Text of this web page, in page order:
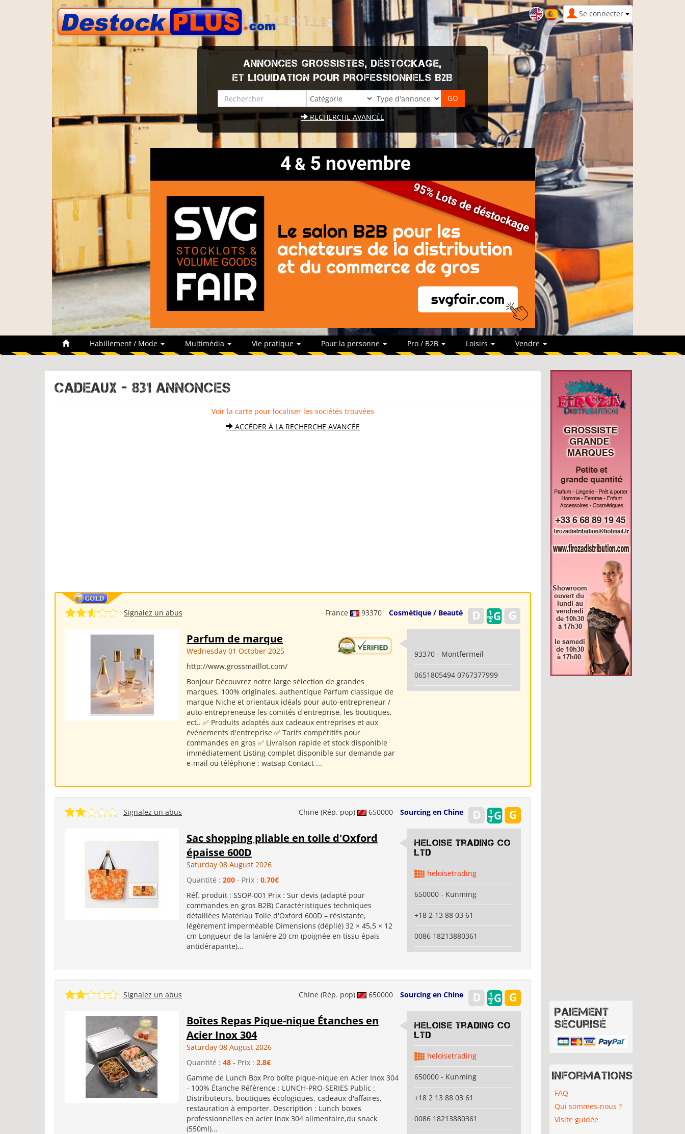
Se connecter
ANNONCES GROSSISTES, DÉSTOCKAGE,
ET LIQUIDATION POUR PROFESSIONNELS B2B
RECHERCHE AVANCÉE
Habillement / Mode Multimédia Vie pratique Pour la personne Pro / B2B Loisirs Vendre
CADEAUX - 831 Annonces
Voir la carte pour localiser les sociétés trouvées
ACCÉDER À LA RECHERCHE AVANCÉE
France 93370 Cosmétique / Beauté
Signalez un abus
Parfum de marque
Wednesday 01 October 2025
http://www.grossmaillot.com/
Bonjour Découvrez notre large sélection de grandes
marques, 100% originales, authentique Parfum classique de
marque Niche et orientaux idéals pour auto-entrepreneur /
auto-entrepreneuse les comités d'entreprise, les boutiques,
ect.. ✅ Produits adaptés aux cadeaux entreprises et aux
événements d'entreprise ✅ Tarifs compétitifs pour
commandes en gros ✅ Livraison rapide et stock disponible
immédiatement Listing complet disponible sur demande par
e-mail ou téléphone : watsap Contact ...
93370 - Montfermeil
0651805494 0767377999
Chine (Rép. pop) 650000 Sourcing en Chine
Signalez un abus
Sac shopping pliable en toile d'Oxford
épaisse 600D
Saturday 08 August 2026
Quantité : 200- Prix : 0.70€
Réf. produit : SSOP-001 Prix : Sur devis (adapté pour
commandes en gros B2B) Caractéristiques techniques
détaillées Matériau Toile d'Oxford 600D – résistante,
légèrement imperméable Dimensions (déplié) 32 × 45,5 × 12
cm Longueur de la lanière 20 cm (poignée en tissu épais
antidérapante)...
Heloise Trading Co
Ltd
heloisetrading
650000 - Kunming
+18 2 13 88 03 61
0086 18213880361
Chine (Rép. pop) 650000 Sourcing en Chine
Signalez un abus
Boîtes Repas Pique-nique Étanches en
Acier Inox 304
Saturday 08 August 2026
Quantité : 48- Prix : 2.8€
Gamme de Lunch Box Pro boîte pique-nique en Acier Inox 304
- 100% Étanche Référence : LUNCH-PRO-SERIES Public :
Distributeurs, boutiques écologiques, cadeaux d'affaires,
restauration à emporter. Description : Lunch boxes
professionnelles en acier inox 304 alimentaire,du snack
(550ml)...
Heloise Trading Co
Ltd
heloisetrading
650000 - Kunming
+18 2 13 88 03 61
0086 18213880361
Paiement
sécurisé
Informations
FAQ
Qui sommes-nous ?
Visite guidée